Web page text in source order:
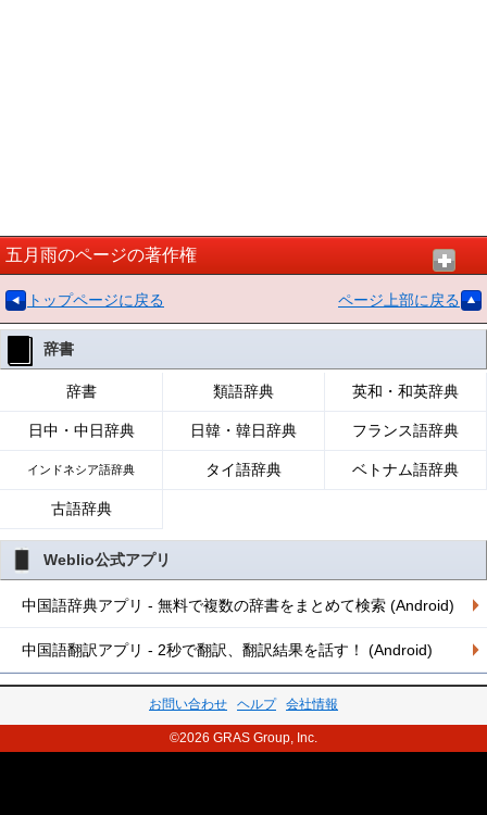
五月雨のページの著作権
トップページに戻る ページ上部に戻る
辞書
辞書 類語辞典 英和・和英辞典
日中・中日辞典 日韓・韓日辞典 フランス語辞典
インドネシア語辞典 タイ語辞典 ベトナム語辞典
古語辞典
Weblio公式アプリ
中国語辞典アプリ - 無料で複数の辞書をまとめて検索 (Android)
中国語翻訳アプリ - 2秒で翻訳、翻訳結果を話す！ (Android)
お問い合わせ ヘルプ 会社情報
©2026 GRAS Group, Inc.